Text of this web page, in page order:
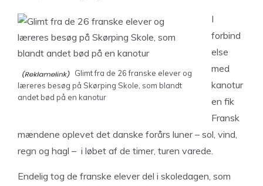
Glimt fra de 26 franske elever og
læreres besøg på Skørping Skole, som blandt
andet bød på en kanotur
I
forbind
else
med
kanotur
en fik
Fransk
mændene oplevet det danske forårs luner – sol, vind,
regn og hagl – i løbet af de timer, turen varede.
Endelig tog de franske elever del i skoledagen, som